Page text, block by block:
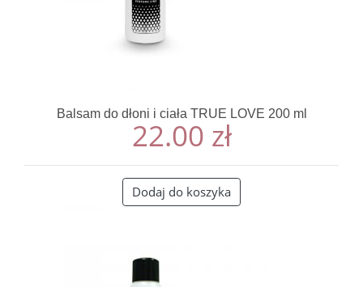
Balsam do dłoni i ciała TRUE LOVE 200 ml
22.00 zł
Dodaj do koszyka